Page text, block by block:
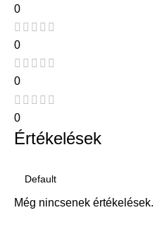
0
0
0
0
Értékelések
Még nincsenek értékelések.